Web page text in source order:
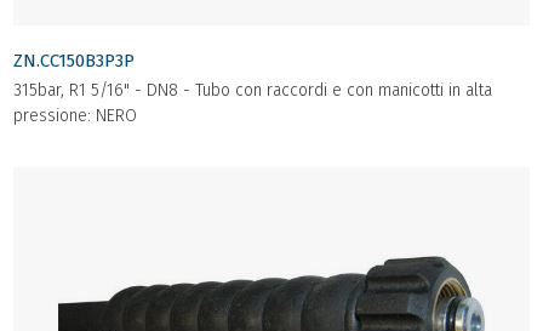
ZN.CC150B3P3P
315bar, R1 5/16" - DN8 - Tubo con raccordi e con manicotti in alta
pressione: NERO